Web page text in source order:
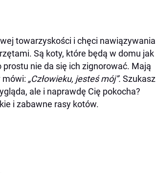
relacja
towarzyskości i chęci nawiązywania
Są koty, które będą w domu jak
nie da się ich zignorować. Mają
mówi: „Człowieku, jesteś mój”. Szukasz
ale i naprawdę Cię pokocha?
i zabawne rasy kotów.